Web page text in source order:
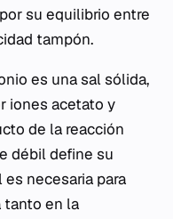
su equilibrio entre
tampón.
es una sal sólida,
iones acetato y
de la reacción
débil define su
necesaria para
tanto en la